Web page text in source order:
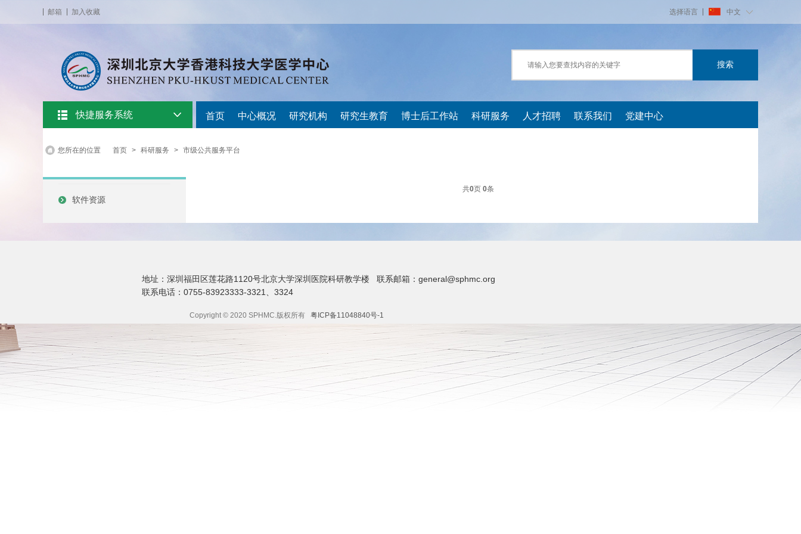
邮箱 加入收藏 选择语言 中文
快捷服务系统 首页 中心概况 研究机构 研究生教育 博士后工作站 科研服务 人才招聘 联系我们 党建中心
您所在的位置 首页 > 科研服务 > 市级公共服务平台
软件资源
共0页 0条
地址：深圳福田区莲花路1120号北京大学深圳医院科研教学楼 联系邮箱：general@sphmc.org
联系电话：0755-83923333-3321、3324
Copyright © 2020 SPHMC.版权所有 粤ICP备11048840号-1